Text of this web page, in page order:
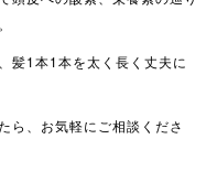
髪1本1本を太く長く丈夫に
ら、お気軽にご相談くださ